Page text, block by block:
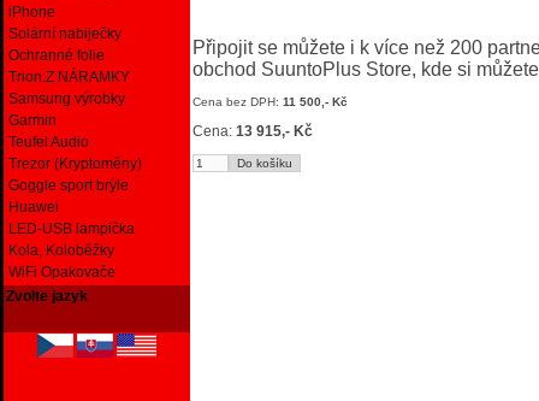
iPhone
Solární nabiječky
Ochranné folie
Trion:Z NÁRAMKY
Samsung výrobky
Garmin
Teufel Audio
Trezor (Kryptoměny)
Goggle sport brýle
Huawei
LED-USB lampička
Kola, Koloběžky
WiFi Opakovače
Zvolte jazyk
Připojit se můžete i k více než 200
obchod SuuntoPlus Store, kde si
Cena bez DPH: 11 500,- Kč
Cena: 13 915,- Kč